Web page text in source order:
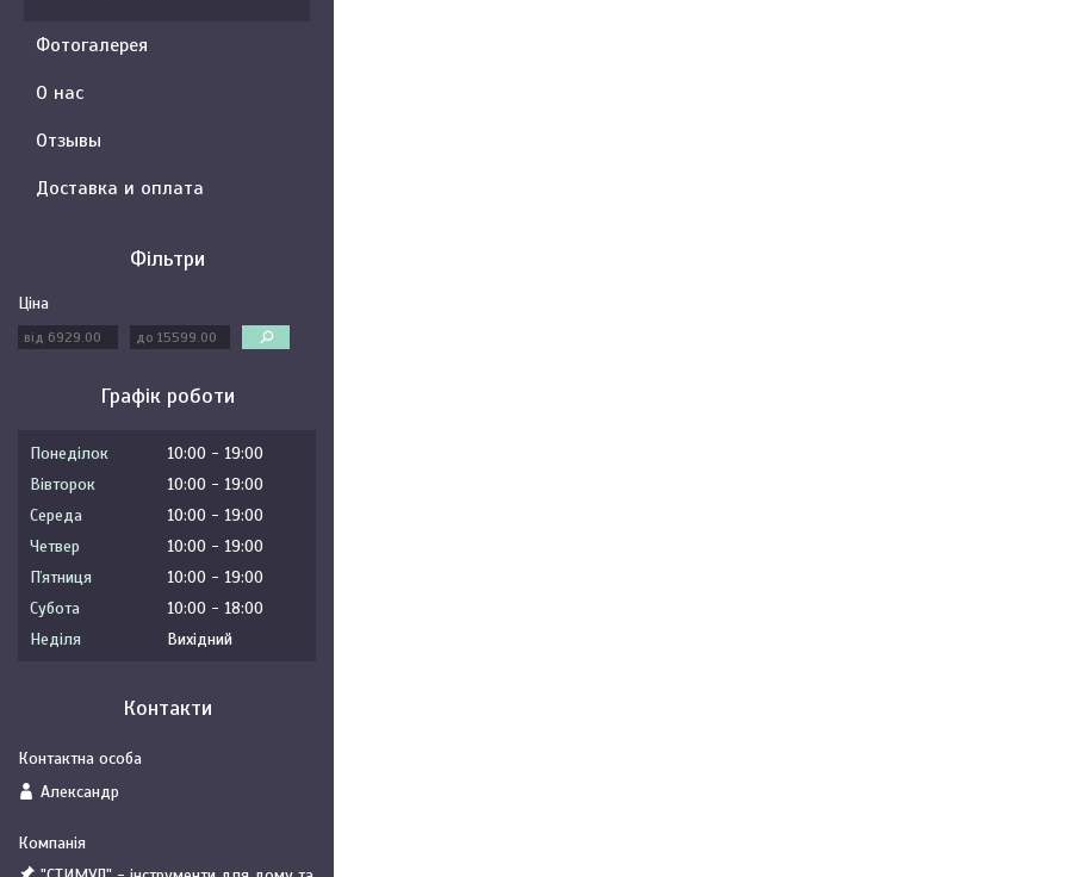
Фотогалерея
О нас
Отзывы
Доставка и оплата
Фільтри
Ціна
Графік роботи
Понеділок 10:00
19:00
Вівторок
10:00
19:00
Середа
10:00
19:00
Четвер
10:00
19:00
Пʼятниця
10:00
19:00
Субота
10:00
18:00
Неділя
Вихідний
Контакти
Александр